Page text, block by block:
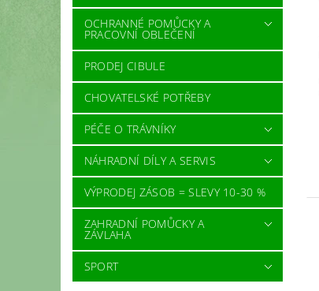
OCHRANNÉ POMŮCKY A
PRACOVNÍ OBLEČENÍ
PRODEJ CIBULE
CHOVATELSKÉ POTŘEBY
PÉČE O TRÁVNÍKY
NÁHRADNÍ DÍLY A SERVIS
VÝPRODEJ ZÁSOB = SLEVY 10-30 %
ZAHRADNÍ POMŮCKY A
ZÁVLAHA
SPORT